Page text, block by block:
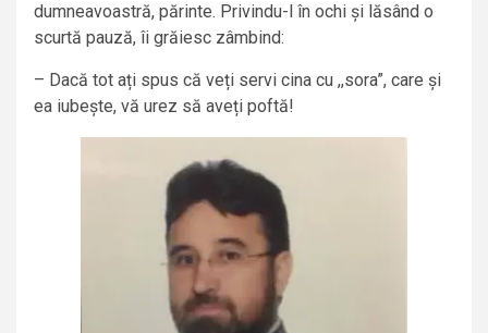
dumneavoastră, părinte. Privindu-l în ochi și lăsând o
scurtă pauză, îi grăiesc zâmbind:
– Dacă tot ați spus că veți servi cina cu ,,sora”, care și
ea iubește, vă urez să aveți poftă!